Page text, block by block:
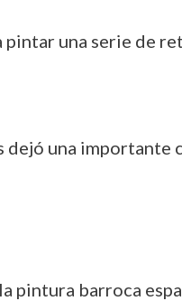
una serie de
dejó una importante
pintura barroca